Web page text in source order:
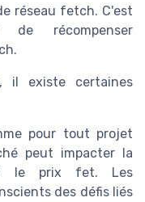
réseau fetch. C'est
récompenser
il existe certaines
pour tout projet
peut impacter la
le prix fet. Les
des défis liés